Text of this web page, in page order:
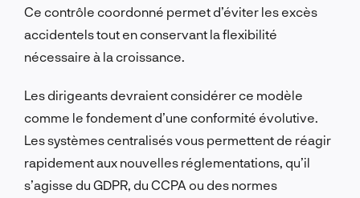
Ce contrôle coordonné permet d’éviter les excès
accidentels tout en conservant la flexibilité
nécessaire à la croissance.
Les dirigeants devraient considérer ce modèle
comme le fondement d’une conformité évolutive.
Les systèmes centralisés vous permettent de réagir
rapidement aux nouvelles réglementations, qu’il
s’agisse du GDPR, du CCPA ou des normes